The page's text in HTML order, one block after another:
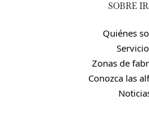
SOBRE
Quiénes
Zonas de
Conozca las